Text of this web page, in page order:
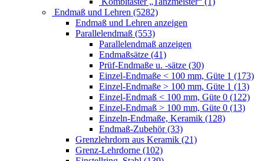
Endmaß und Lehren (5282)
Endmaß und Lehren anzeigen
Parallelendmaß (553)
Parallelendmaß anzeigen
Endmaßsätze (41)
Prüf-Endmaße u. -sätze (30)
Einzel-Endmaße < 100 mm, Güte 1 (173)
Einzel-Endmaße > 100 mm, Güte 1 (13)
Einzel-Endmaß < 100 mm, Güte 0 (122)
Einzel-Endmaß > 100 mm, Güte 0 (13)
Einzeln-Endmaße, Keramik (128)
Endmaß-Zubehör (33)
Grenzlehrdorn aus Keramik (21)
Grenz-Lehrdorne (102)